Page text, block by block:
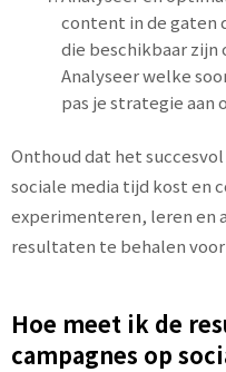
content in de gaten
die beschikbaar zijn
Analyseer welke
pas je strategie aan
Onthoud dat het
sociale media tijd kost en
experimenteren, leren en
resultaten te behalen
Hoe meet ik de
campagnes op